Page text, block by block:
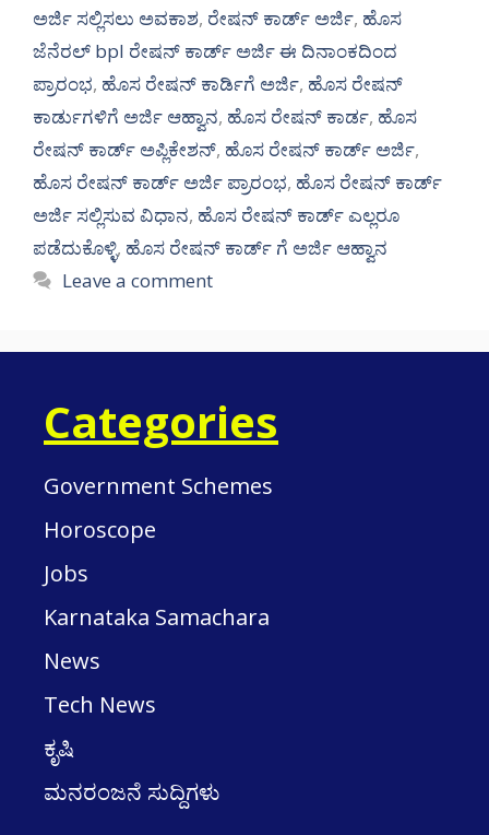
ಅರ್ಜಿ ಸಲ್ಲಿಸಲು ಅವಕಾಶ, ರೇಷನ್ ಕಾರ್ಡ್ ಅರ್ಜಿ, ಹೊಸ
ಜೆನೆರಲ್ bpl ರೇಷನ್ ಕಾರ್ಡ್ ಅರ್ಜಿ ಈ ದಿನಾಂಕದಿಂದ
ಪ್ರಾರಂಭ, ಹೊಸ ರೇಷನ್ ಕಾರ್ಡಿಗೆ ಅರ್ಜಿ, ಹೊಸ ರೇಷನ್
ಕಾರ್ಡುಗಳಿಗೆ ಅರ್ಜಿ ಆಹ್ವಾನ, ಹೊಸ ರೇಷನ್ ಕಾರ್ಡ, ಹೊಸ
ರೇಷನ್ ಕಾರ್ಡ್ ಅಪ್ಲಿಕೇಶನ್, ಹೊಸ ರೇಷನ್ ಕಾರ್ಡ್ ಅರ್ಜಿ,
ಹೊಸ ರೇಷನ್ ಕಾರ್ಡ್ ಅರ್ಜಿ ಪ್ರಾರಂಭ, ಹೊಸ ರೇಷನ್ ಕಾರ್ಡ್
ಅರ್ಜಿ ಸಲ್ಲಿಸುವ ವಿಧಾನ, ಹೊಸ ರೇಷನ್ ಕಾರ್ಡ್ ಎಲ್ಲರೂ
ಪಡೆದುಕೊಳ್ಳಿ, ಹೊಸ ರೇಷನ್ ಕಾರ್ಡ್ ಗೆ ಅರ್ಜಿ ಆಹ್ವಾನ
Leave a comment
Categories
Government Schemes
Horoscope
Jobs
Karnataka Samachara
News
Tech News
ಕೃಷಿ
ಮನರಂಜನೆ ಸುದ್ದಿಗಳು